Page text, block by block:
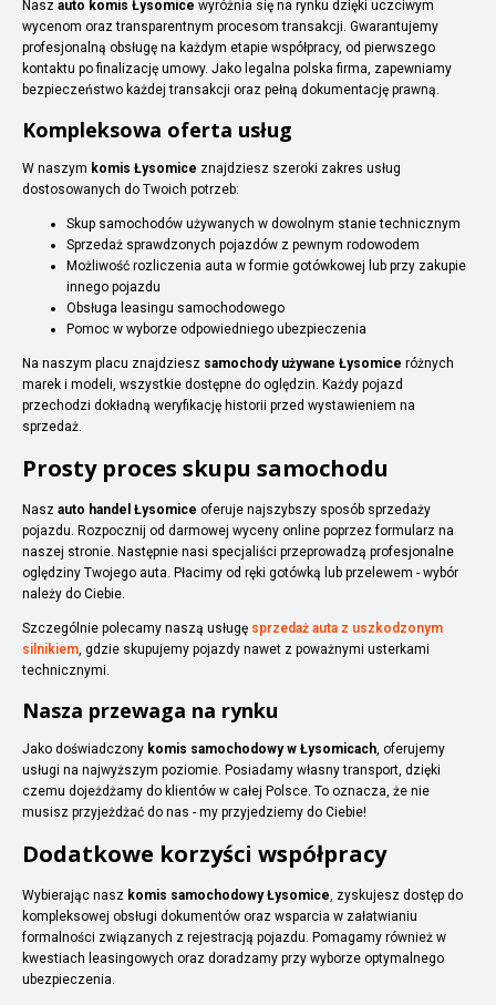
Nasz auto komis Łysomice wyróżnia się na rynku dzięki uczciwym
wycenom oraz transparentnym procesom transakcji. Gwarantujemy
profesjonalną obsługę na każdym etapie współpracy, od pierwszego
kontaktu po finalizację umowy. Jako legalna polska firma, zapewniamy
bezpieczeństwo każdej transakcji oraz pełną dokumentację prawną.
Kompleksowa oferta usług
W naszym komis Łysomice znajdziesz szeroki zakres usług
dostosowanych do Twoich potrzeb:
Skup samochodów używanych w dowolnym stanie technicznym
Sprzedaż sprawdzonych pojazdów z pewnym rodowodem
Możliwość rozliczenia auta w formie gotówkowej lub przy zakupie
innego pojazdu
Obsługa leasingu samochodowego
Pomoc w wyborze odpowiedniego ubezpieczenia
Na naszym placu znajdziesz samochody używane Łysomice różnych
marek i modeli, wszystkie dostępne do oględzin. Każdy pojazd
przechodzi dokładną weryfikację historii przed wystawieniem na
sprzedaż.
Prosty proces skupu samochodu
Nasz auto handel Łysomice oferuje najszybszy sposób sprzedaży
pojazdu. Rozpocznij od darmowej wyceny online poprzez formularz na
naszej stronie. Następnie nasi specjaliści przeprowadzą profesjonalne
oględziny Twojego auta. Płacimy od ręki gotówką lub przelewem - wybór
należy do Ciebie.
Szczególnie polecamy naszą usługę sprzedaż auta z uszkodzonym
silnikiem, gdzie skupujemy pojazdy nawet z poważnymi usterkami
technicznymi.
Nasza przewaga na rynku
Jako doświadczony komis samochodowy w Łysomicach, oferujemy
usługi na najwyższym poziomie. Posiadamy własny transport, dzięki
czemu dojeżdżamy do klientów w całej Polsce. To oznacza, że nie
musisz przyjeżdżać do nas - my przyjedziemy do Ciebie!
Dodatkowe korzyści współpracy
Wybierając nasz komis samochodowy Łysomice, zyskujesz dostęp do
kompleksowej obsługi dokumentów oraz wsparcia w załatwianiu
formalności związanych z rejestracją pojazdu. Pomagamy również w
kwestiach leasingowych oraz doradzamy przy wyborze optymalnego
ubezpieczenia.